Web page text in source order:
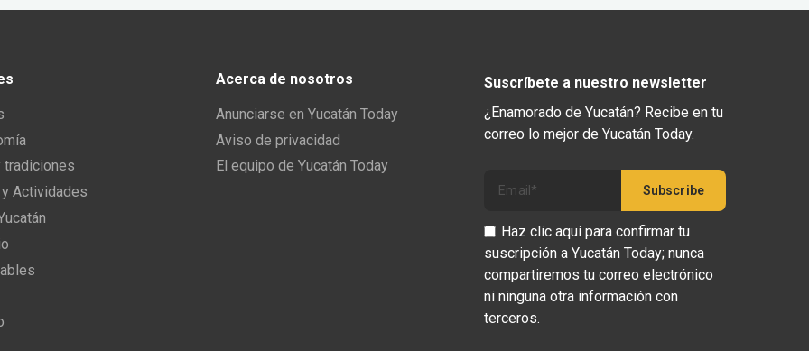
tradiciones
Actividades
Acerca de nosotros
Anunciarse en Yucatán Today
Aviso de privacidad
El equipo de Yucatán Today
Suscríbete a nuestro newsletter
¿Enamorado de Yucatán? Recibe en tu
correo lo mejor de Yucatán Today.
Haz clic aquí para confirmar tu
suscripción a Yucatán Today; nunca
compartiremos tu correo electrónico
ni ninguna otra información con
terceros.